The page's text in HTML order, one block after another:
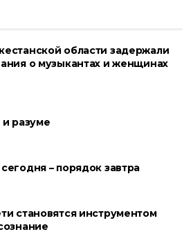
области задержали
о музыкантах и женщинах
разуме
– порядок завтра
становятся инструментом